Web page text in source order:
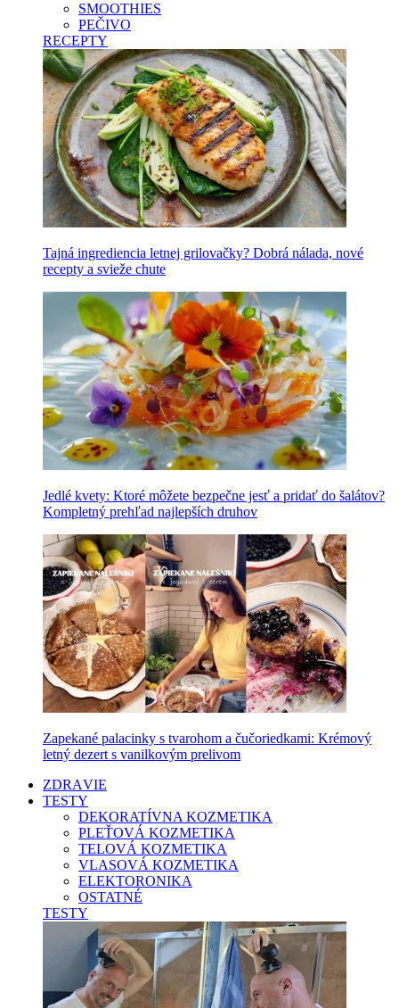
SMOOTHIES
PEČIVO
RECEPTY
Tajná ingrediencia letnej grilovačky? Dobrá nálada, nové
recepty a svieže chute
Jedlé kvety: Ktoré môžete bezpečne jesť a pridať do šalátov?
Kompletný prehľad najlepších druhov
Zapekané palacinky s tvarohom a čučoriedkami: Krémový
letný dezert s vanilkovým prelivom
ZDRAVIE
TESTY
DEKORATÍVNA KOZMETIKA
PLEŤOVÁ KOZMETIKA
TELOVÁ KOZMETIKA
VLASOVÁ KOZMETIKA
ELEKTORONIKA
OSTATNÉ
TESTY